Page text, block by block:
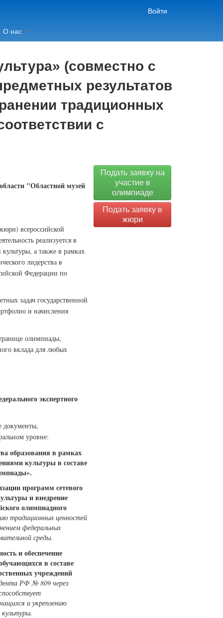
Войти
О нас
(совместно с
результатов
традиционных
с
"Областной музей
всероссийской
реализуется в
а также в рамках
лидерства в
Федерации по
задач государственной
и начисления
олимпиады,
вклада для любых
экспертного
документы,
уровне:
образования в рамках
культуры в составе
программ сетевого
и внедрение
олимпиадного
традиционных ценностей
федеральных
среды.
и обеспечение
в составе
учреждений
РФ № 809 через
и укреплению
Подать заявку на
участие в
олимпиаде
Подать заявку в
жюри